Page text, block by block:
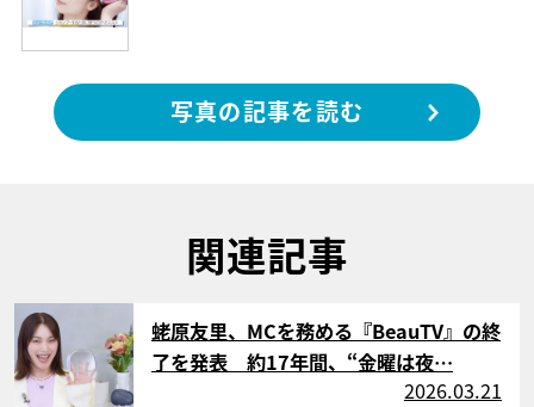
写真の記事を読む
関連記事
サムネイル
蛯原友里、MCを務める『BeauTV』の終
了を発表 約17年間、“金曜は夜…
2026.03.21